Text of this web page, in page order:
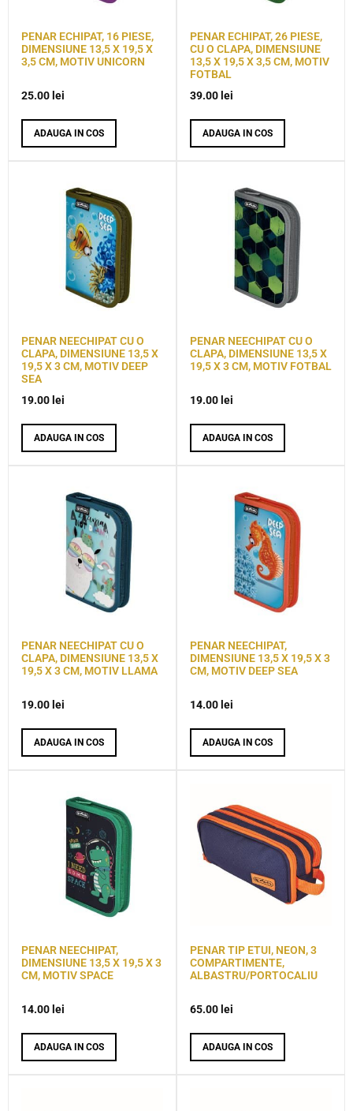
PENAR ECHIPAT, 16 PIESE,
DIMENSIUNE 13,5 X 19,5 X
3,5 CM, MOTIV UNICORN
25.00 lei
ADAUGA IN COS
PENAR ECHIPAT, 26 PIESE,
CU O CLAPA, DIMENSIUNE
13,5 X 19,5 X 3,5 CM, MOTIV
FOTBAL
39.00 lei
ADAUGA IN COS
PENAR NEECHIPAT CU O
CLAPA, DIMENSIUNE 13,5 X
19,5 X 3 CM, MOTIV DEEP
SEA
19.00 lei
ADAUGA IN COS
PENAR NEECHIPAT CU O
CLAPA, DIMENSIUNE 13,5 X
19,5 X 3 CM, MOTIV FOTBAL
19.00 lei
ADAUGA IN COS
PENAR NEECHIPAT CU O
CLAPA, DIMENSIUNE 13,5 X
19,5 X 3 CM, MOTIV LLAMA
19.00 lei
ADAUGA IN COS
PENAR NEECHIPAT,
DIMENSIUNE 13,5 X 19,5 X 3
CM, MOTIV DEEP SEA
14.00 lei
ADAUGA IN COS
PENAR NEECHIPAT,
DIMENSIUNE 13,5 X 19,5 X 3
CM, MOTIV SPACE
14.00 lei
ADAUGA IN COS
PENAR TIP ETUI, NEON, 3
COMPARTIMENTE,
ALBASTRU/PORTOCALIU
65.00 lei
ADAUGA IN COS